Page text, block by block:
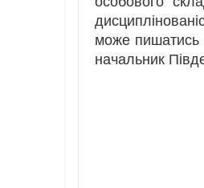
може пишатись
начальник